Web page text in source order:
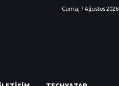
Cuma, 7 Ağustos 2026